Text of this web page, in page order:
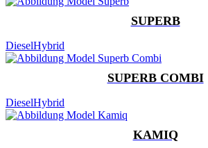
SUPERB
DieselHybrid
SUPERB COMBI
DieselHybrid
KAMIQ